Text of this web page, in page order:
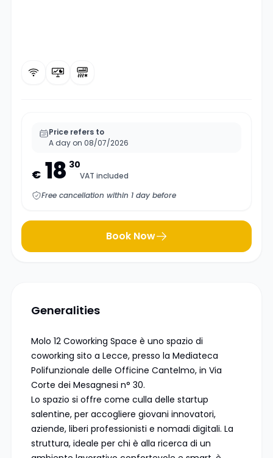
Price refers to
A day on 08/07/2026
€ 18 30
VAT included
Free cancellation within 1 day before
Book Now
Generalities
Molo 12 Coworking Space è uno spazio di
coworking sito a Lecce, presso la Mediateca
Polifunzionale delle Officine Cantelmo, in Via
Corte dei Mesagnesi n° 30.
Lo spazio si offre come culla delle startup
salentine, per accogliere giovani innovatori,
aziende, liberi professionisti e nomadi digitali. La
struttura, ideale per chi è alla ricerca di un